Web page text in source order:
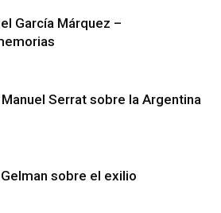
García Márquez –
Serrat sobre la Argentina
sobre el exilio